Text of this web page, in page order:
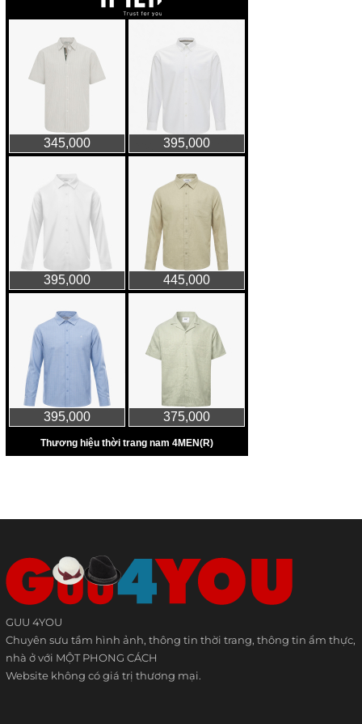
GUU 4YOU
Chuyên sưu tầm hình ảnh, thông tin thời trang, thông tin ẩm thực,
nhà ở với MỘT PHONG CÁCH
Website không có giá trị thương mại.